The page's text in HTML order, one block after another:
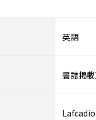
英語
書誌掲